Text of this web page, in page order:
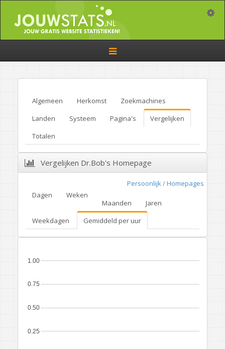
Toggle
navigation
Algemeen Herkomst
Zoekmachines
Landen
Systeem Pagina's
Vergelijken
Totalen
Vergelijken Dr.Bob's Homepage
Persoonlijk /Homepages
Dagen
Weken
Maanden
Jaren
Weekdagen
Gemiddeld per uur
0.25
0.50
0.75
1.00